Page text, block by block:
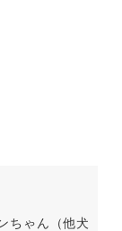
ちゃん（他犬